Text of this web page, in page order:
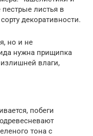
листья в
декоративности.
но и не
нужна прищипка
влаги,
побеги
тона с